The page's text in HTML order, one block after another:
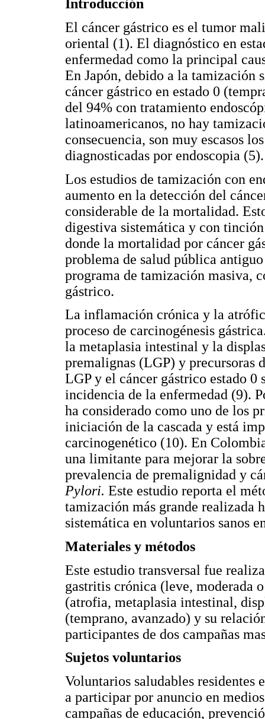
Introducción
El cáncer gástrico es el tumor
oriental (1). El diagnóstico en
enfermedad como la principal
En Japón, debido a la tamización
cáncer gástrico en estado 0
del 94% con tratamiento
latinoamericanos, no hay
consecuencia, son muy escasos
diagnosticadas por endoscopia (5).
Los estudios de tamización con
aumento en la detección del
considerable de la mortalidad.
digestiva sistemática y con
donde la mortalidad por cáncer
problema de salud pública
programa de tamización masiva,
gástrico.
La inflamación crónica y la
proceso de carcinogénesis
la metaplasia intestinal y la
premalignas (LGP) y precursoras
LGP y el cáncer gástrico estado 0
incidencia de la enfermedad (9).
ha considerado como uno de los
iniciación de la cascada y está
carcinogenético (10). En
una limitante para mejorar la
prevalencia de premalignidad y
Pylori. Este estudio reporta el
tamización más grande realizada
sistemática en voluntarios sanos
Materiales y métodos
Este estudio transversal fue
gastritis crónica (leve, moderada
(atrofia, metaplasia intestinal,
(temprano, avanzado) y su
participantes de dos campañas
Sujetos voluntarios
Voluntarios saludables residentes
a participar por anuncio en
campañas de educación,